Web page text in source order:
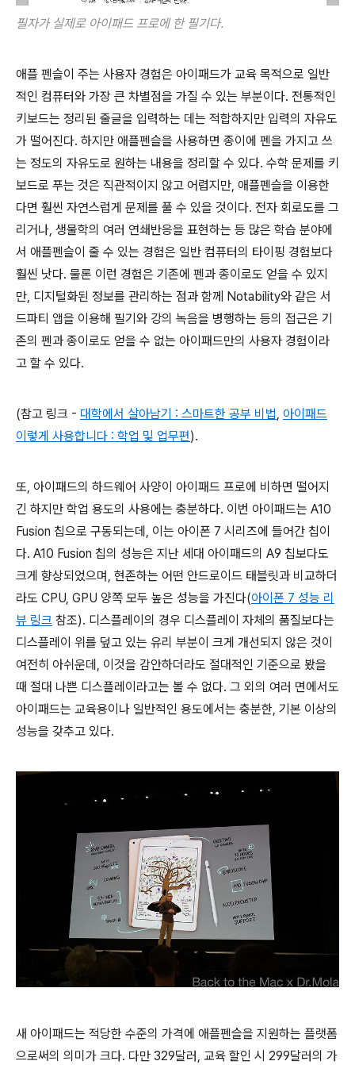
필자가 실제로 아이패드 프로에 한 필기다.
애플 펜슬이 주는 사용자 경험은 아이패드가 교육 목적으로 일반
적인 컴퓨터와 가장 큰 차별점을 가질 수 있는 부분이다. 전통적인
키보드는 정리된 줄글을 입력하는 데는 적합하지만 입력의 자유도
가 떨어진다. 하지만 애플펜슬을 사용하면 종이에 펜을 가지고 쓰
는 정도의 자유도로 원하는 내용을 정리할 수 있다. 수학 문제를 키
보드로 푸는 것은 직관적이지 않고 어렵지만, 애플펜슬을 이용한
다면 훨씬 자연스럽게 문제를 풀 수 있을 것이다. 전자 회로도를 그
리거나, 생물학의 여러 연쇄반응을 표현하는 등 많은 학습 분야에
서 애플펜슬이 줄 수 있는 경험은 일반 컴퓨터의 타이핑 경험보다
훨씬 낫다. 물론 이런 경험은 기존에 펜과 종이로도 얻을 수 있지
만, 디지털화된 정보를 관리하는 점과 함께 Notability와 같은 서
드파티 앱을 이용해 필기와 강의 녹음을 병행하는 등의 접근은 기
존의 펜과 종이로도 얻을 수 없는 아이패드만의 사용자 경험이라
고 할 수 있다.
(참고 링크 - 대학에서 살아남기 : 스마트한 공부 비법, 아이패드
이렇게 사용합니다 : 학업 및 업무편).
또, 아이패드의 하드웨어 사양이 아이패드 프로에 비하면 떨어지
긴 하지만 학업 용도의 사용에는 충분하다. 이번 아이패드는 A10
Fusion 칩으로 구동되는데, 이는 아이폰 7 시리즈에 들어간 칩이
다. A10 Fusion 칩의 성능은 지난 세대 아이패드의 A9 칩보다도
크게 향상되었으며, 현존하는 어떤 안드로이드 태블릿과 비교하더
라도 CPU, GPU 양쪽 모두 높은 성능을 가진다(아이폰 7 성능 리
뷰 링크 참조). 디스플레이의 경우 디스플레이 자체의 품질보다는
디스플레이 위를 덮고 있는 유리 부분이 크게 개선되지 않은 것이
여전히 아쉬운데, 이것을 감안하더라도 절대적인 기준으로 봤을
때 절대 나쁜 디스플레이라고는 볼 수 없다. 그 외의 여러 면에서도
아이패드는 교육용이나 일반적인 용도에서는 충분한, 기본 이상의
성능을 갖추고 있다.
새 아이패드는 적당한 수준의 가격에 애플펜슬을 지원하는 플랫폼
으로써의 의미가 크다. 다만 329달러, 교육 할인 시 299달러의 가